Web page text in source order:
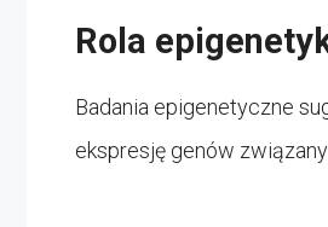
Rola
Badania epigenetyczne
ekspresję genów